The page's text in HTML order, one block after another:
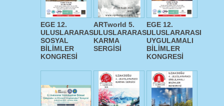
EGE 12.
ULUSLARARASI
SOSYAL
BİLİMLER
KONGRESİ
ARTworld 5.
ULUSLARARASI
KARMA
SERGİSİ
EGE 12.
ULUSLARARASI
UYGULAMALI
BİLİMLER
KONGRESİ